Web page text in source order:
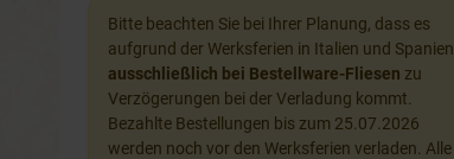
Bitte beachten Sie bei Ihrer Planung, dass es
aufgrund der Werksferien in Italien und Spanien
ausschließlich bei Bestellware-Fliesen zu
Verzögerungen bei der Verladung kommt.
Bezahlte Bestellungen bis zum 25.07.2026
werden noch vor den Werksferien verladen. Alle